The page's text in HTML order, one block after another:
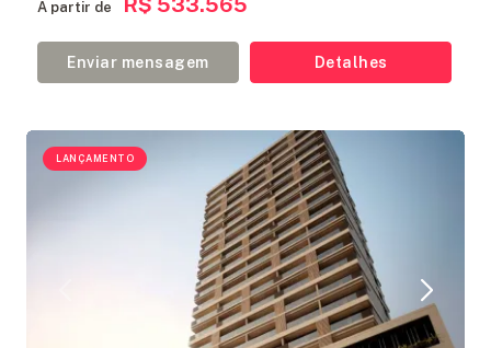
A partir de
Enviar mensagem Detalhes
LANÇAMENTO